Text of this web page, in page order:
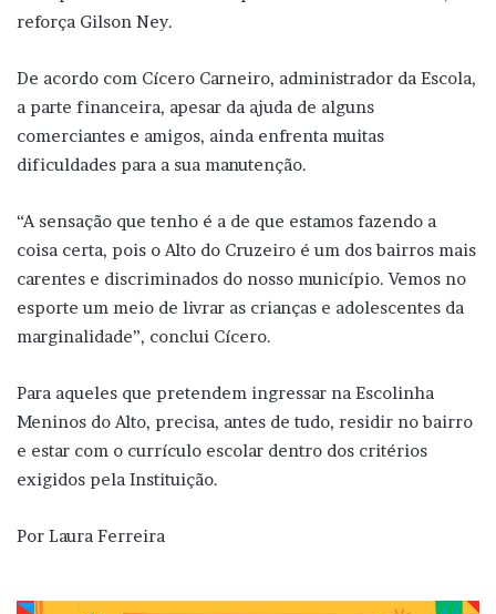
reforça Gilson Ney.
De acordo com Cícero Carneiro, administrador da Escola,
a parte financeira, apesar da ajuda de alguns
comerciantes e amigos, ainda enfrenta muitas
dificuldades para a sua manutenção.
“A sensação que tenho é a de que estamos fazendo a
coisa certa, pois o Alto do Cruzeiro é um dos bairros mais
carentes e discriminados do nosso município. Vemos no
esporte um meio de livrar as crianças e adolescentes da
marginalidade”, conclui Cícero.
Para aqueles que pretendem ingressar na Escolinha
Meninos do Alto, precisa, antes de tudo, residir no bairro
e estar com o currículo escolar dentro dos critérios
exigidos pela Instituição.
Por Laura Ferreira